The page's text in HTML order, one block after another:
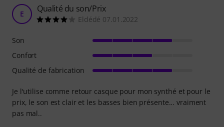
E Qualité du son/Prix
Eldédé 07.01.2022
Je l'utilise comme retour casque pour mon synthé et pour le
prix, le son est clair et les basses bien présente... vraiment
pas mal..
Son
Confort
Qualité de fabrication